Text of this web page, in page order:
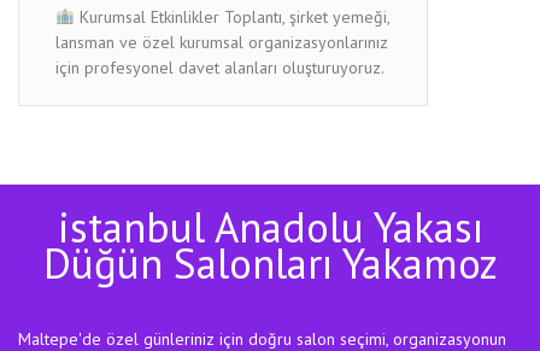
Kurumsal Etkinlikler Toplantı, şirket yemeği,
lansman ve özel kurumsal organizasyonlarınız
için profesyonel davet alanları oluşturuyoruz.
istanbul Anadolu Yakası
Düğün Salonları Yakamoz
Maltepe'de özel günleriniz için doğru salon seçimi, organizasyonun